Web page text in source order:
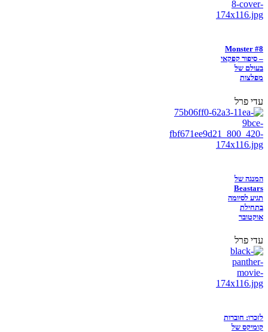
Monster #8
– סיפור קפקאי
בעולם של
מפלצות
עדי פרל
המנגה של
Beastars
תגיע לסיומה
בתחילת
אוקטובר
עדי פרל
לזכרו: חוברות
קומיקס של